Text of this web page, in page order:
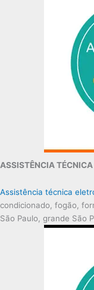
ASSISTÊNCIA
Assistência técnica
condicionado, fogão,
São Paulo, grande São